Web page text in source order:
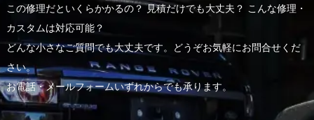
この修理だといくらかかるの？ 見積だけでも大丈夫？ こんな修理・
カスタムは対応可能？
どんな小さなご質問でも大丈夫です。どうぞお気軽にお問合せくだ
さい。
お電話・メールフォームいずれからでも承ります。